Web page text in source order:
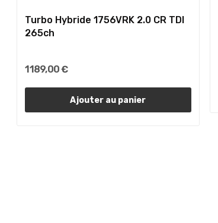
Turbo Hybride 1756VRK 2.0 CR TDI
265ch
1 189,00 €
Ajouter au panier